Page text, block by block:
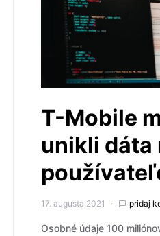
T-Mobile
unikli dáta
17. augusta 2021 pridaj
Osobné údaje 100